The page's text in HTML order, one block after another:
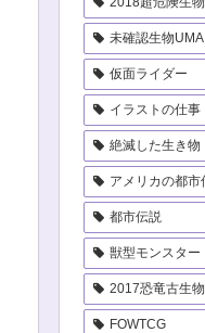
未確認生物UMA
仮面ライダー
イラストの仕事
絶滅した生き物
アメリカの都
都市伝説
獣型モンスター
2017恐竜古生
FOWTCG